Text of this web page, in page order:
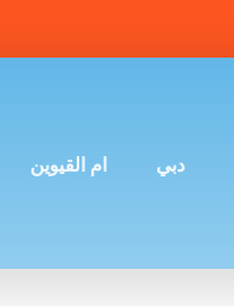
دبي ام القيوين